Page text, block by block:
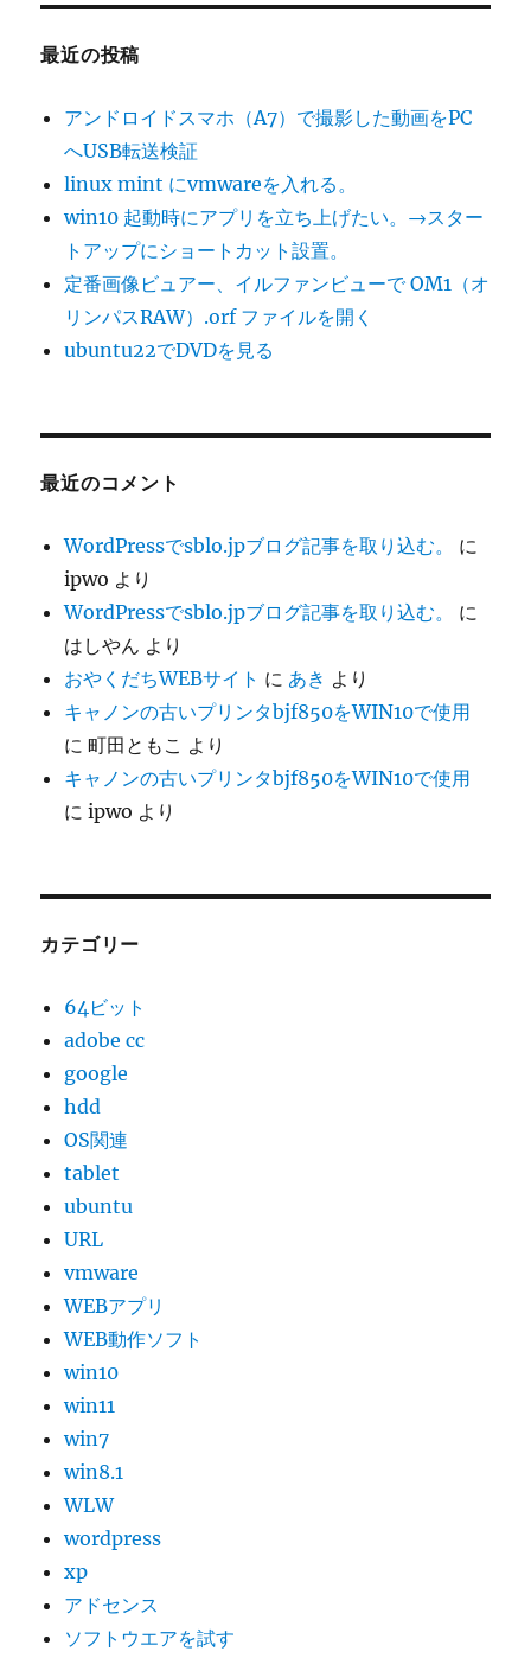
明
し
上
に
ジ
り
最近の投稿
アンドロイドスマホ（A7）で撮影した動画をPC
へUSB転送検証
linux mint にvmwareを入れる。
win10 起動時にアプリを立ち上げたい。→スター
トアップにショートカット設置。
定番画像ビュアー、イルファンビューで OM1（オ
リンパスRAW）.orf ファイルを開く
ubuntu22でDVDを見る
最近のコメント
WordPressでsblo.jpブログ記事を取り込む。
に
ipwo より
WordPressでsblo.jpブログ記事を取り込む。
に
はしやん より
おやくだちWEBサイト に あき より
キャノンの古いプリンタbjf850をWIN10で使用
に町田ともこ より
キャノンの古いプリンタbjf850をWIN10で使用
にipwo より
カテゴリー
64ビット
adobe cc
google
hdd
OS関連
tablet
ubuntu
URL
vmware
WEBアプリ
WEB動作ソフト
win10
win11
win7
win8.1
WLW
wordpress
xp
アドセンス
ソフトウエアを試す